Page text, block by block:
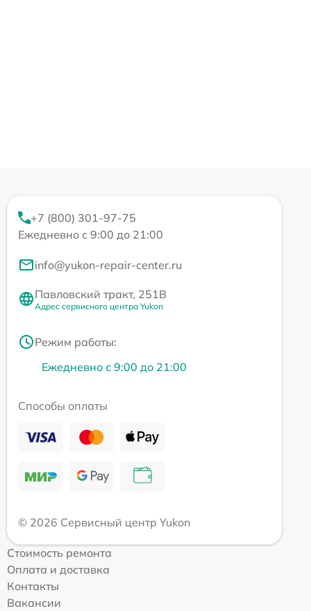
+7 (800) 301-97-75
Ежедневно с 9:00 до 21:00
info@yukon-repair-center.ru
Павловский тракт, 251В
Адрес сервисного центра Yukon
Режим работы:
Ежедневно с 9:00 до 21:00
Способы оплаты
© 2026 Сервисный центр Yukon
Стоимость ремонта
Оплата и доставка
Контакты
Вакансии